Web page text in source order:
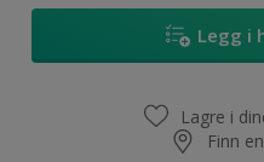
Legg i
Lagre i
Finn